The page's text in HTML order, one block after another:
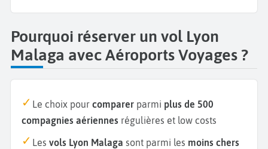
Pourquoi réserver un vol Lyon
Malaga avec Aéroports Voyages ?
Le choix pour comparer parmi plus de 500
compagnies aériennes régulières et low costs
Les vols Lyon Malaga sont parmi les moins chers